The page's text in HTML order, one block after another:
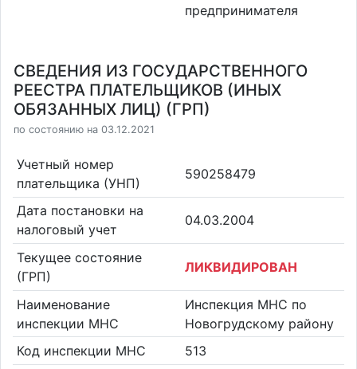
предпринимателя
СВЕДЕНИЯ ИЗ ГОСУДАРСТВЕННОГО
РЕЕСТРА ПЛАТЕЛЬЩИКОВ (ИНЫХ
ОБЯЗАННЫХ ЛИЦ) (ГРП)
по состоянию на 03.12.2021
Учетный номер
плательщика (УНП)
590258479
Дата постановки на
налоговый учет
04.03.2004
Текущее состояние
(ГРП)
ЛИКВИДИРОВАН
Наименование
инспекции МНС
Инспекция МНС по
Новогрудскому району
Код инспекции МНС
513